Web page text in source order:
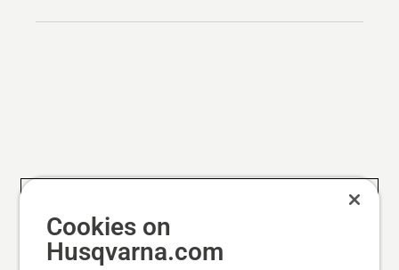
Cookies on
Husqvarna.com